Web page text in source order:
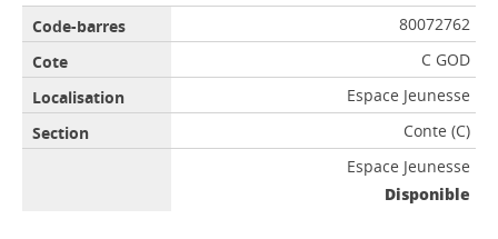
80072762
C GOD
Espace Jeunesse
Conte (C)
Espace Jeunesse
Disponible